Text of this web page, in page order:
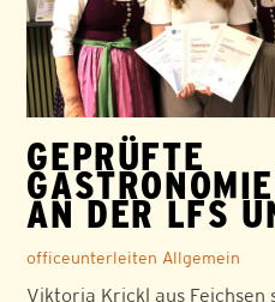
GEPRÜFTE
AN DER LFS
officeunterleiten Allgemein
Viktoria Krickl aus Feichsen